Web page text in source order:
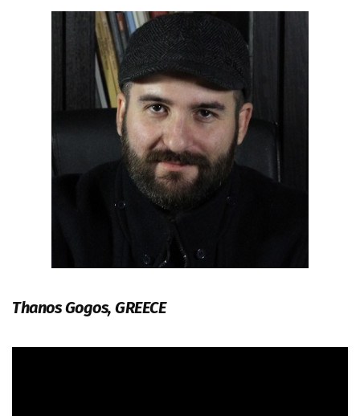
Thanos Gogos, GREECE